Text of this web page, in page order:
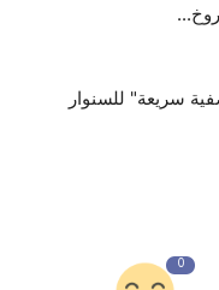
سريعة" للسنوار
0